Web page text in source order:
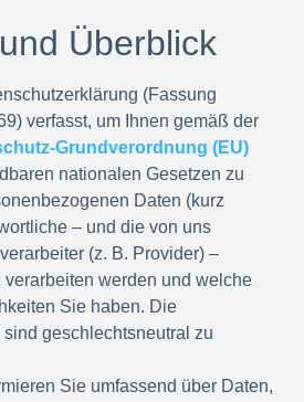
Überblick
(Fassung
verfasst, um Ihnen gemäß der
Grundverordnung (EU)
nationalen Gesetzen zu
Daten (kurz
– und die von uns
(z. B. Provider) –
werden und welche
Sie haben. Die
geschlechtsneutral zu
Sie umfassend über Daten,